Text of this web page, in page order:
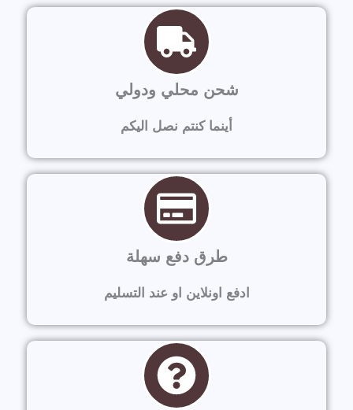
شحن محلي ودولي
أينما كنتم نصل اليكم
طرق دفع سهلة
ادفع اونلاين او عند التسليم